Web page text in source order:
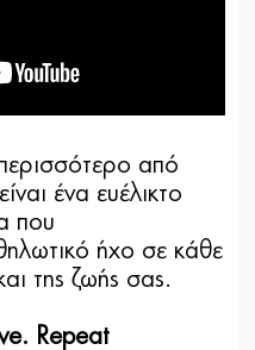
από
ένα ευέλικτο
που
ήχο σε κάθε
της ζωής σας.
Repeat